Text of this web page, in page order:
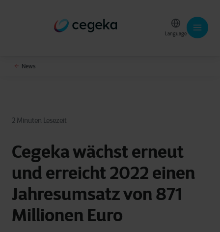
Language
News
2 Minuten Lesezeit
Cegeka wächst erneut
und erreicht 2022 einen
Jahresumsatz von 871
Millionen Euro